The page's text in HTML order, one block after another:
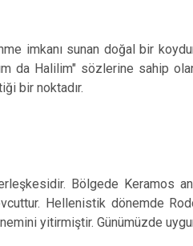
imkanı sunan doğal bir
da Halilim" sözlerine sahip
bir noktadır.
Bölgede Keramos
Hellenistik dönemde
yitirmiştir. Günümüzde